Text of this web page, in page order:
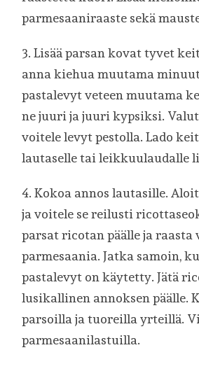
parmesaaniraaste sekä
3. Lisää parsan kovat tyvet
anna kiehua muutama
pastalevyt veteen muutama
ne juuri ja juuri kypsiksi.
voitele levyt pestolla. Lado
lautaselle tai leikkuulaudalle
4. Kokoa annos lautasille.
ja voitele se reilusti
parsat ricotan päälle ja raasta
parmesaania. Jatka samoin,
pastalevyt on käytetty. Jätä
lusikallinen annoksen päälle.
parsoilla ja tuoreilla yrteillä.
parmesaanilastuilla.